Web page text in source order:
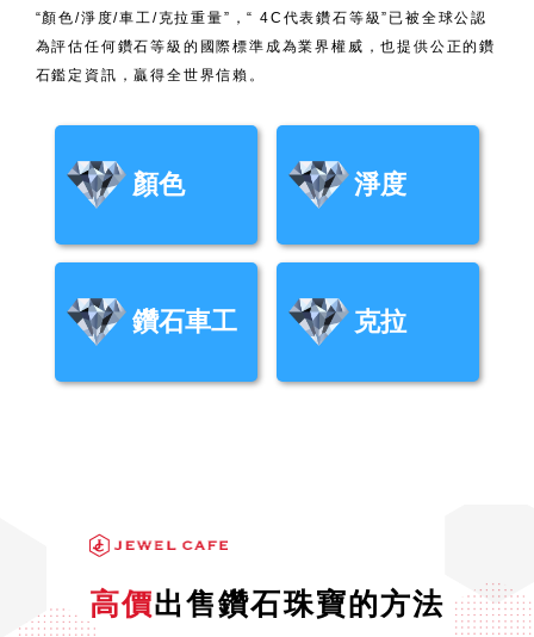
“顏色/淨度/車工/克拉重量”，“ 4C代表鑽石等級”已被全球公認
為評估任何鑽石等級的國際標準成為業界權威，也提供公正的鑽
石鑑定資訊，贏得全世界信賴。
顏色 淨度
鑽石車工 克拉
高價出售鑽石珠寶的方法